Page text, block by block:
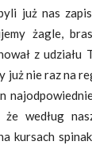
już nas
żagle,
z udziału
już nie raz na
że według
kursach